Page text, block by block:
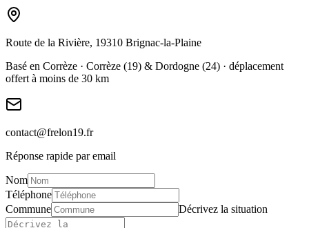
Route de la Rivière, 19310 Brignac-la-Plaine
Basé en Corrèze · Corrèze (19) & Dordogne (24) · déplacement
offert à moins de 30 km
contact@frelon19.fr
Réponse rapide par email
Nom
Téléphone
Commune
Décrivez la situation